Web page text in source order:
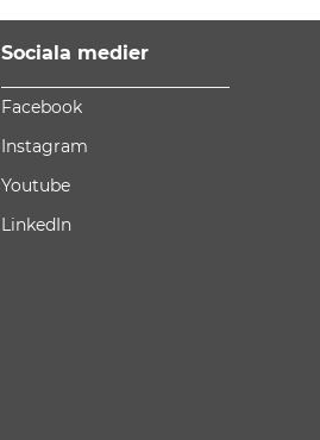
Sociala medier
Facebook
Instagram
Youtube
LinkedIn